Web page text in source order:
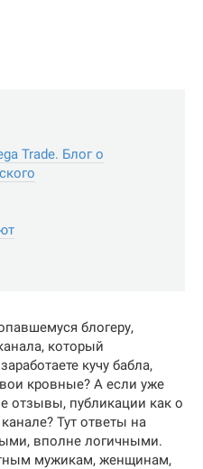
Trade. Блог о
блогеру,
который
кучу бабла,
кровные? А если уже
отзывы, публикации как о
Тут ответы на
вполне логичными.
мужикам, женщинам,